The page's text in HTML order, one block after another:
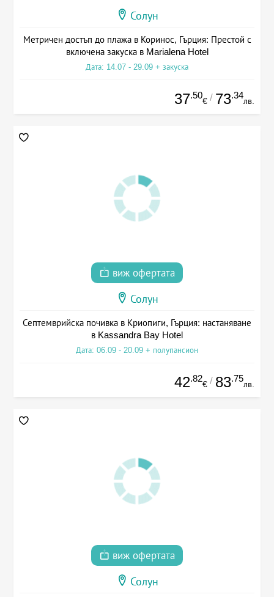
Солун
Метричен достъп до плажа в Коринос, Гърция: Престой с
включена закуска в Marialena Hotel
Дата: 14.07 - 29.09 + закуска
37.50
€ / 73.34
лв.
виж офертата
Солун
Септемврийска почивка в Криопиги, Гърция: настаняване
в Kassandra Bay Hotel
Дата: 06.09 - 20.09 + полупансион
42.82
€ / 83.75
лв.
виж офертата
Солун